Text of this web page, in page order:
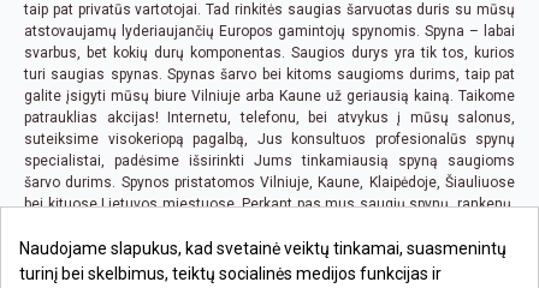
taip pat privatūs vartotojai. Tad rinkitės saugias šarvuotas duris su mūsų
atstovaujamų lyderiaujančių Europos gamintojų spynomis. Spyna – labai
svarbus, bet kokių durų komponentas. Saugios durys yra tik tos, kurios
turi saugias spynas. Spynas šarvo bei kitoms saugioms durims, taip pat
galite įsigyti mūsų biure Vilniuje arba Kaune už geriausią kainą. Taikome
patrauklias akcijas! Internetu, telefonu, bei atvykus į mūsų salonus,
suteiksime visokeriopą pagalbą, Jus konsultuos profesionalūs spynų
specialistai, padėsime išsirinkti Jums tinkamiausią spyną saugioms
šarvo durims. Spynos pristatomos Vilniuje, Kaune, Klaipėdoje, Šiauliuose
bei kituose Lietuvos miestuose. Perkant pas mus saugių spynų, rankenų,
Jūsų būsto ar biuro yra nemokamas visoje Lietuvoje.
Naudojame slapukus, kad svetainė veiktų tinkamai, suasmenintų
turinį bei skelbimus, teiktų socialinės medijos funkcijas ir